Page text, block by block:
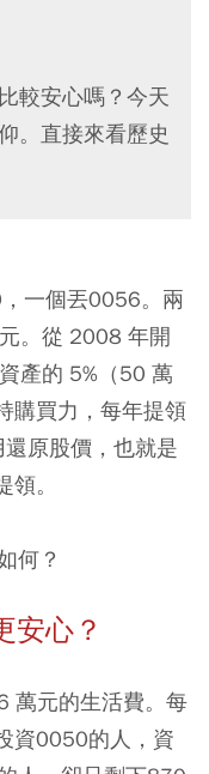
較安心嗎？今天
。直接來看歷史
，一個丟0056。兩
。從 2008 年開
產的 5%（50 萬
購買力，每年提領
原股價，也就是
。
何？
安心？
萬元的生活費。每
資0050的人，資